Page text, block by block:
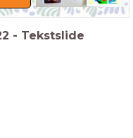
- Tekstslide